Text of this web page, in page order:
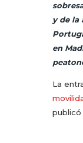
y de la
en
La
publicó